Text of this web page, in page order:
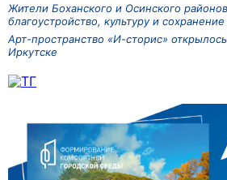
Жители Боханского и Осинского
благоустройство, культуру и
Арт-пространство «И-сторис»
Иркутске